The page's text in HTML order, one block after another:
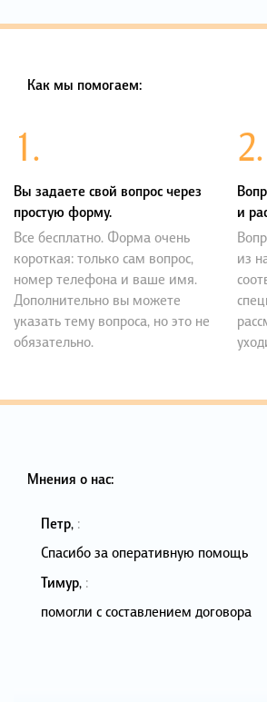
Как мы помогаем:
1.
Вы задаете свой вопрос через
простую форму.
Все бесплатно. Форма очень
короткая: только сам вопрос,
номер телефона и ваше имя.
Дополнительно вы можете
указать тему вопроса, но это не
обязательно.
2.
и
из
Мнения о нас:
Петр, :
Спасибо за оперативную помощь
Тимур, :
помогли с составлением договора